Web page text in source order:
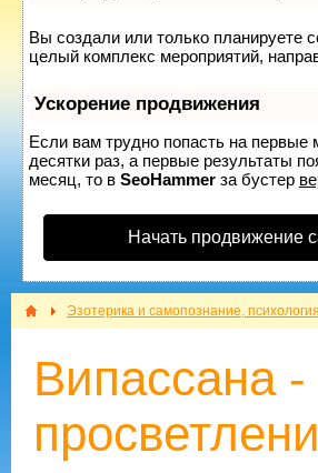
Вы создали или только планируете
целый комплекс мероприятий,
Ускорение продвижения
Если вам трудно попасть на первые
десятки раз, а первые результаты
месяц, то в SeoHammerза бустер
Начать продвижение
Эзотерика и самопознание, психология
Випассана